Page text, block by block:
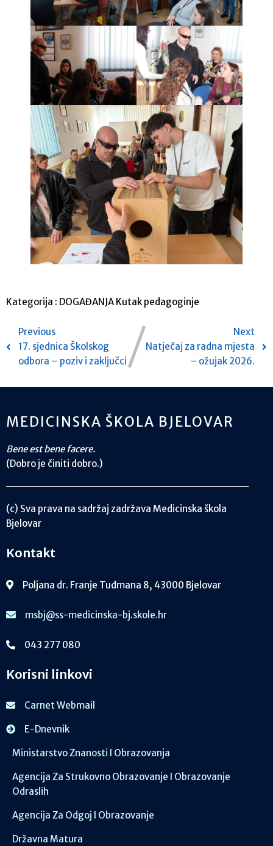
Kategorija : DOGAĐANJA Kutak pedagoginje
Previous
17. sjednica Školskog
odbora – poziv i zaključci
Next
Natječaj za radna mjesta
– ožujak 2026.
MEDICINSKA ŠKOLA BJELOVAR
Bene est bene facere.
(Dobro je činiti dobro.)
(c) Sva prava na sadržaj zadržava Medicinska škola
Bjelovar
Kontakt
Poljana dr. Franje Tuđmana 8, 43000 Bjelovar
msbj@ss-medicinska-bj.skole.hr
043 277 080
Korisni linkovi
Carnet Webmail
E-Dnevnik
Ministarstvo Znanosti I Obrazovanja
Agencija Za Strukovno Obrazovanje I Obrazovanje
Odraslih
Agencija Za Odgoj I Obrazovanje
Državna Matura